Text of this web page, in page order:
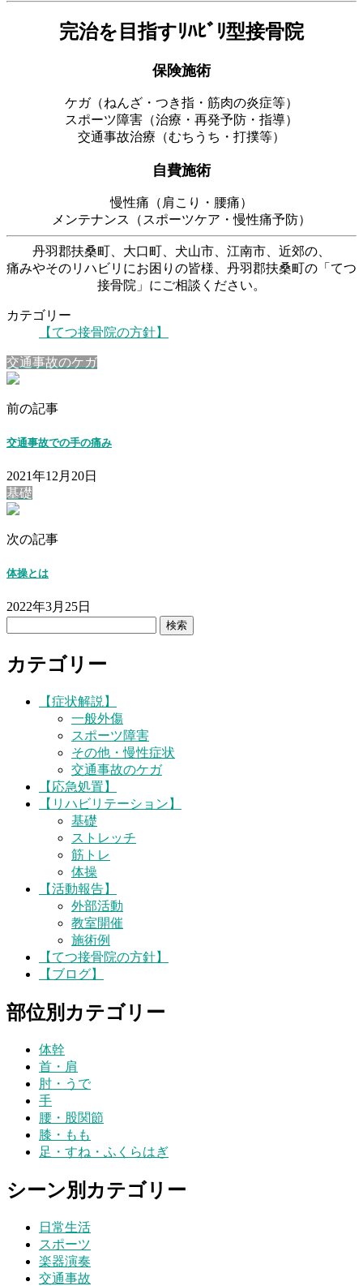
完治を目指すﾘﾊﾋﾞﾘ型接骨院
保険施術
ケガ（ねんざ・つき指・筋肉の炎症等）
スポーツ障害（治療・再発予防・指導）
交通事故治療（むちうち・打撲等）
自費施術
慢性痛（肩こり・腰痛）
メンテナンス（スポーツケア・慢性痛予防）
丹羽郡扶桑町、大口町、犬山市、江南市、近郊の、
痛みやそのリハビリにお困りの皆様、丹羽郡扶桑町の「てつ
接骨院」にご相談ください。
カテゴリー
【てつ接骨院の方針】
交通事故のケガ
前の記事
交通事故での手の痛み
2021年12月20日
基礎
次の記事
体操とは
2022年3月25日
カテゴリー
【症状解説】
一般外傷
スポーツ障害
その他・慢性症状
交通事故のケガ
【応急処置】
【リハビリテーション】
基礎
ストレッチ
筋トレ
体操
【活動報告】
外部活動
教室開催
施術例
【てつ接骨院の方針】
【ブログ】
部位別カテゴリー
体幹
首・肩
肘・うで
手
腰・股関節
膝・もも
足・すね・ふくらはぎ
シーン別カテゴリー
日常生活
スポーツ
楽器演奏
交通事故